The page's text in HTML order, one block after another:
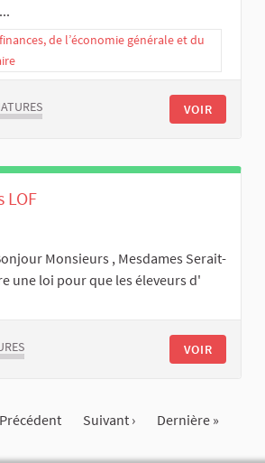
de l’économie générale et du
VOIR
LOF
Monsieurs , Mesdames Serait-
une loi pour que les éleveurs d'
VOIR
Précédent Suivant › Dernière »